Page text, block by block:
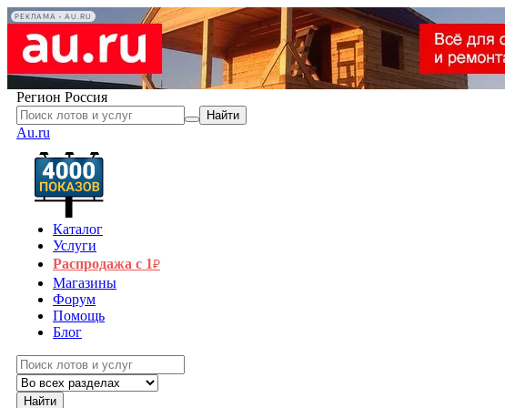
РЕКЛАМА • AU.RU
Регион Россия
Найти
Au.ru
Каталог
Услуги
Распродажа с 1₽
Магазины
Форум
Помощь
Блог
Найти